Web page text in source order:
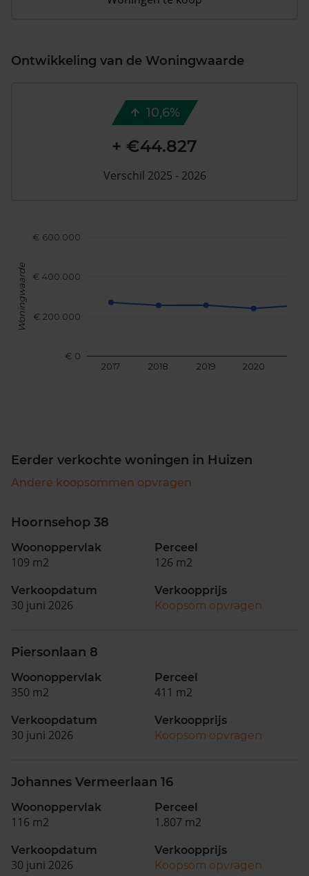
Ontwikkeling van de Woningwaarde
2017 2018 2019 2020
€ 0
€ 200.000
€ 400.000
€ 600.000
Woningwaarde
10,6%
+ €44.827
Verschil 2025 - 2026
Eerder verkochte woningen in Huizen
Andere koopsommen opvragen
Hoornsehop 38
Woonoppervlak
109 m2
Perceel
126 m2
Verkoopdatum
30 juni 2026
Verkoopprijs
Koopsom opvragen
Piersonlaan 8
Woonoppervlak
350 m2
Perceel
411 m2
Verkoopdatum
30 juni 2026
Verkoopprijs
Koopsom opvragen
Johannes Vermeerlaan 16
Woonoppervlak
116 m2
Perceel
1.807 m2
Verkoopdatum
30 juni 2026
Verkoopprijs
Koopsom opvragen